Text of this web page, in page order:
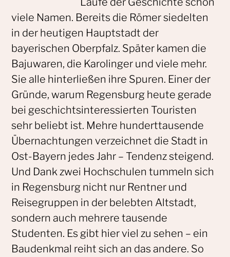
viele Namen. Bereits die Römer siedelten
in der heutigen Hauptstadt der
bayerischen Oberpfalz. Später kamen die
Bajuwaren, die Karolinger und viele mehr.
Sie alle hinterließen ihre Spuren. Einer der
Gründe, warum Regensburg heute gerade
bei geschichtsinteressierten Touristen
sehr beliebt ist. Mehre hunderttausende
Übernachtungen verzeichnet die Stadt in
Ost-Bayern jedes Jahr – Tendenz steigend.
Und Dank zwei Hochschulen tummeln sich
in Regensburg nicht nur Rentner und
Reisegruppen in der belebten Altstadt,
sondern auch mehrere tausende
Studenten. Es gibt hier viel zu sehen – ein
Baudenkmal reiht sich an das andere. So